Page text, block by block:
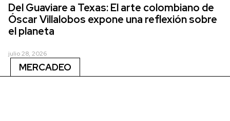
Del Guaviare a Texas: El arte colombiano de
Óscar Villalobos expone una reflexión sobre
el planeta
julio 28, 2026
MERCADEO